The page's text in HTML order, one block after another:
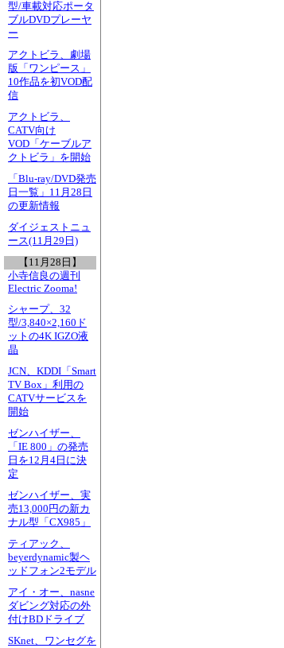
型/車載対応ポータ
ブルDVDプレーヤ
ー
アクトビラ、劇場
版「ワンピース」
10作品を初VOD配
信
アクトビラ、
CATV向け
VOD「ケーブルア
クトビラ」を開始
「Blu-ray/DVD発売
日一覧」11月28日
の更新情報
ダイジェストニュ
ース(11月29日)
【11月28日】
小寺信良の週刊
Electric Zooma!
シャープ、32
型/3,840×2,160ド
ットの4K IGZO液
晶
JCN、KDDI「Smart
TV Box」利用の
CATVサービスを
開始
ゼンハイザー、
「IE 800」の発売
日を12月4日に決
定
ゼンハイザー、実
売13,000円の新カ
ナル型「CX985」
ティアック、
beyerdynamic製ヘ
ッドフォン2モデル
アイ・オー、nasne
ダビング対応の外
付けBDドライブ
SKnet、ワンセグを